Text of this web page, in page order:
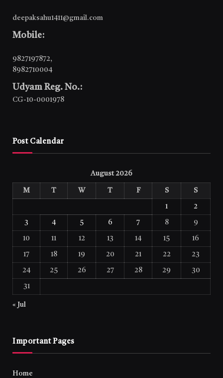
deepaksahu1411@gmail.com
Mobile:
9827197872,
8982710004
Udyam Reg. No.:
CG-10-0001978
Post Calendar
August 2026
M T W T F S S
1 2
3 4 5 6 7 8 9
10 11 12 13 14 15 16
17 18 19 20 21 22 23
24 25 26 27 28 29 30
31
« Jul
Important Pages
Home